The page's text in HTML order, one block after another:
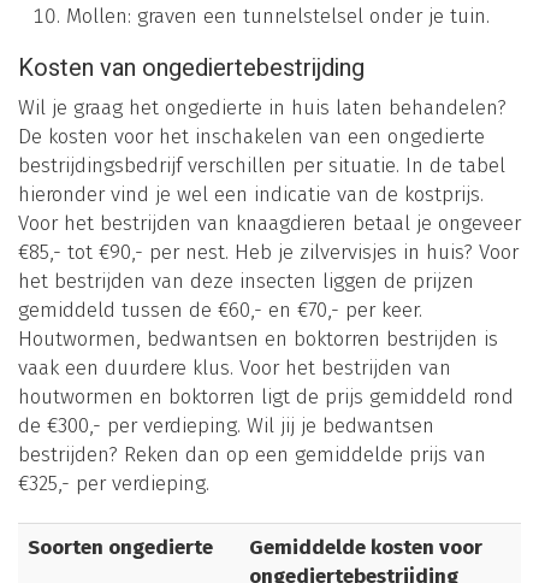
Mollen: graven een tunnelstelsel onder je tuin.
Kosten van ongediertebestrijding
Wil je graag het ongedierte in huis laten behandelen?
De kosten voor het inschakelen van een ongedierte
bestrijdingsbedrijf verschillen per situatie. In de tabel
hieronder vind je wel een indicatie van de kostprijs.
Voor het bestrijden van knaagdieren betaal je ongeveer
€85,- tot €90,- per nest. Heb je zilvervisjes in huis? Voor
het bestrijden van deze insecten liggen de prijzen
gemiddeld tussen de €60,- en €70,- per keer.
Houtwormen, bedwantsen en boktorren bestrijden is
vaak een duurdere klus. Voor het bestrijden van
houtwormen en boktorren ligt de prijs gemiddeld rond
de €300,- per verdieping. Wil jij je bedwantsen
bestrijden? Reken dan op een gemiddelde prijs van
€325,- per verdieping.
Soorten ongedierte
Gemiddelde kosten voor
ongediertebestrijding